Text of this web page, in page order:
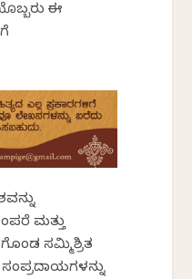
ಈ
ಮತ್ತು
ಸಮ್ಮಿಶ್ರಿತ